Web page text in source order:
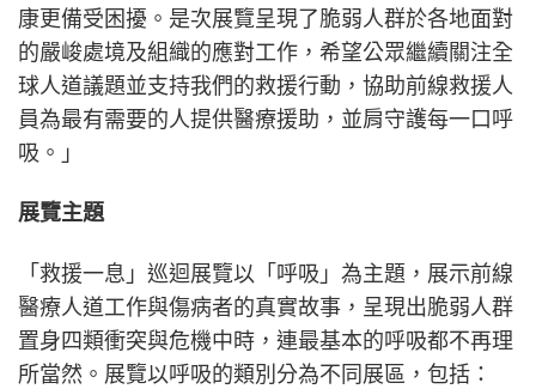
康更備受困擾。是次展覽呈現了脆弱人群於各地面對
的嚴峻處境及組織的應對工作，希望公眾繼續關注全
球人道議題並支持我們的救援行動，協助前線救援人
員為最有需要的人提供醫療援助，並肩守護每一口呼
吸。」
展覽主題
「救援一息」巡迴展覽以「呼吸」為主題，展示前線
醫療人道工作與傷病者的真實故事，呈現出脆弱人群
置身四類衝突與危機中時，連最基本的呼吸都不再理
所當然。展覽以呼吸的類別分為不同展區，包括：